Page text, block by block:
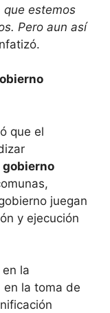
que estemos
Pero aun así
que el
juegan
y ejecución
la
la toma de